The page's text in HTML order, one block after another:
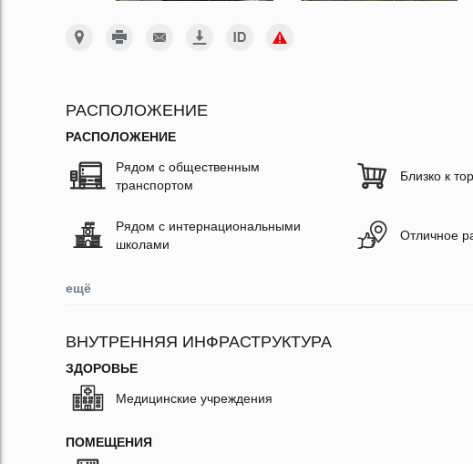
РАСПОЛОЖЕНИЕ
РАСПОЛОЖЕНИЕ
Рядом с общественным
транспортом
Близко к
Рядом с интернациональными
школами
Отличное
ещё
ВНУТРЕННЯЯ ИНФРАСТРУКТУРА
ЗДОРОВЬЕ
Медицинские учреждения
ПОМЕЩЕНИЯ